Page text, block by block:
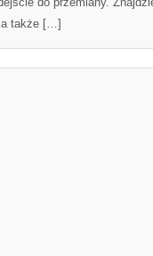
a także […]